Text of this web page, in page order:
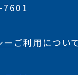
ーご利用について